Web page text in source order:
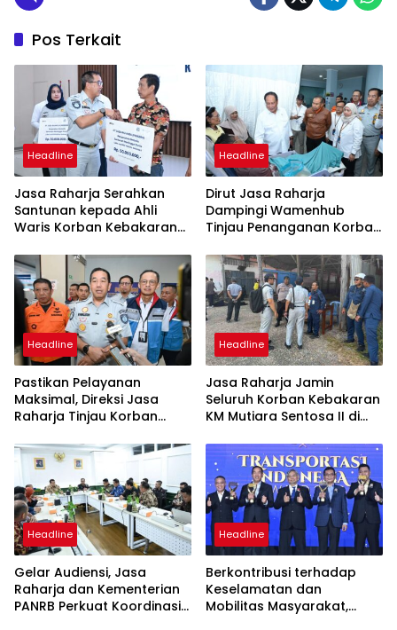
Pos Terkait
Headline
Jasa Raharja Serahkan
Santunan kepada Ahli
Waris Korban Kebakaran
Headline
Dirut Jasa Raharja
Dampingi Wamenhub
Tinjau Penanganan Korban
PHC Surabaya
Headline
Pastikan Pelayanan
Maksimal, Direksi Jasa
Raharja Tinjau Korban
Sentosa II
Headline
Jasa Raharja Jamin
Seluruh Korban Kebakaran
KM Mutiara Sentosa II di
Headline
Gelar Audiensi, Jasa
Raharja dan Kementerian
PANRB Perkuat Koordinasi
Headline
Berkontribusi terhadap
Keselamatan dan
Mobilitas Masyarakat,